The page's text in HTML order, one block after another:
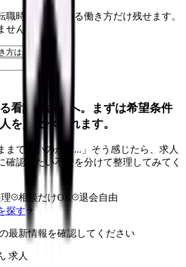
職時期と気になる働き方だけ残せます。
せん。
保存
看護師さんへ。まずは希望条件
を見比べられます。
までいいのかな...」そう感じたら、求人
確認したい不安を分けて整理してみてく
相談だけOK
退会自由
探す
最新情報を確認してください
求人